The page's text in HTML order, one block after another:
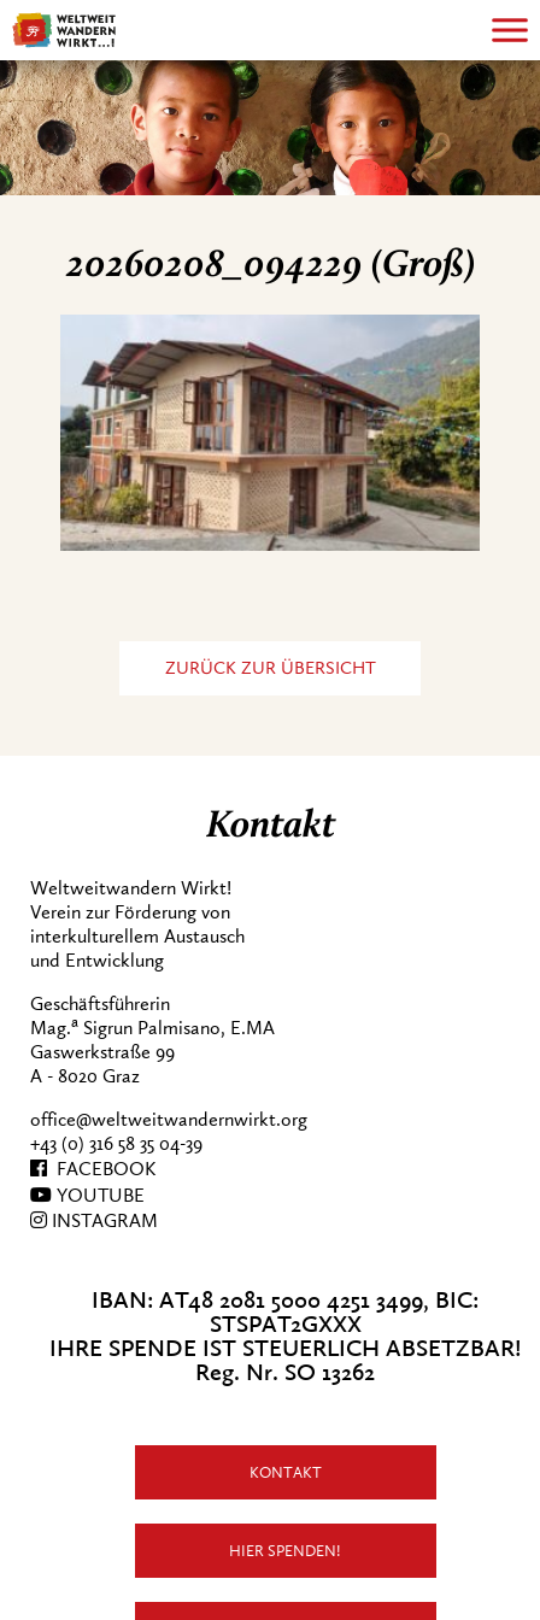
20260208_094229 (Groß)
ZURÜCK ZUR ÜBERSICHT
Kontakt
Weltweitwandern Wirkt!
Verein zur Förderung von
interkulturellem Austausch
und Entwicklung
Geschäftsführerin
Mag.a Sigrun Palmisano, E.MA
Gaswerkstraße 99
A - 8020 Graz
office@weltweitwandernwirkt.org
+43 (0) 316 58 35 04-39
FACEBOOK
YOUTUBE
INSTAGRAM
IBAN: AT48 2081 5000 4251 3499, BIC:
STSPAT2GXXX
IHRE SPENDE IST STEUERLICH ABSETZBAR!
Reg. Nr. SO 13262
KONTAKT
HIER SPENDEN!